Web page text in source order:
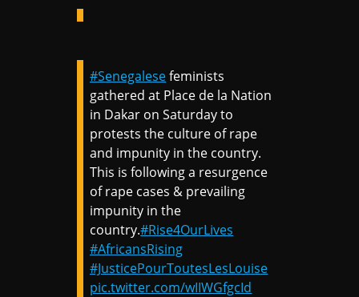
#Senegalesefeminists
gathered at Place de la Nation
in Dakar on Saturday to
protests the culture of rape
and impunity in the country.
This is following a resurgence
of rape cases & prevailing
impunity in the
country.#Rise4OurLives
#AfricansRising
#JusticePourToutesLesLouise
pic.twitter.com/wIIWGfgcId